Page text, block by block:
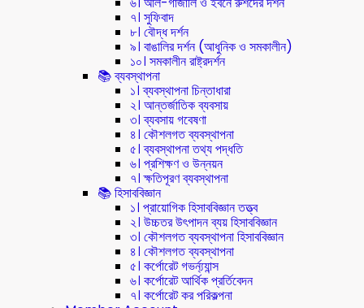
৭। সুফিবাদ
৮। বৌদ্ধ দর্শন
৯। বাঙালির দর্শন (আধুনিক ও সমকালীন)
১০। সমকালীন রাষ্ট্রদর্শন
📚 ব্যবস্থাপনা
১। ব্যবস্থাপনা চিন্তাধারা
২। আন্তর্জাতিক ব্যবসায়
৩। ব্যবসায় গবেষণা
৪। কৌশলগত ব্যবস্থাপনা
৫। ব্যবস্থাপনা তথ্য পদ্ধতি
৬। প্রশিক্ষণ ও উন্নয়ন
৭। ক্ষতিপূরণ ব্যবস্থাপনা
📚 হিসাববিজ্ঞান
১। প্রায়োগিক হিসাববিজ্ঞান তত্ত্ব
২। উচ্চতর উৎপাদন ব্যয় হিসাববিজ্ঞান
৩। কৌশলগত ব্যবস্থাপনা হিসাববিজ্ঞান
৪। কৌশলগত ব্যবস্থাপনা
৫। কর্পোরেট গভর্ন্য্যান্স
৬। কর্পোরেট আর্থিক প্রর্তিবেদন
৭। কর্পোরেট কর পরিকল্পনা